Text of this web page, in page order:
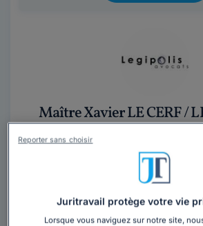
Maître Xavier LE CERF /
AVOCATS
Avocat au barreau de
Alpes-Maritimes
Contacter cet avocat
Juritravail protège votre vie
Lorsque vous naviguez sur notre site,
Reporter sans choisir